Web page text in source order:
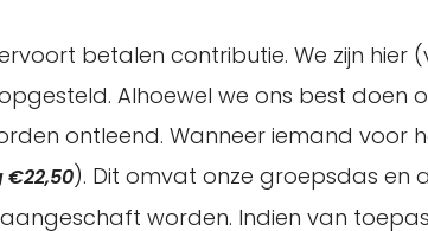
betalen contributie. We zijn
Alhoewel we ons best doen
ontleend. Wanneer iemand
€22,50). Dit omvat onze groepsdas en
worden. Indien van